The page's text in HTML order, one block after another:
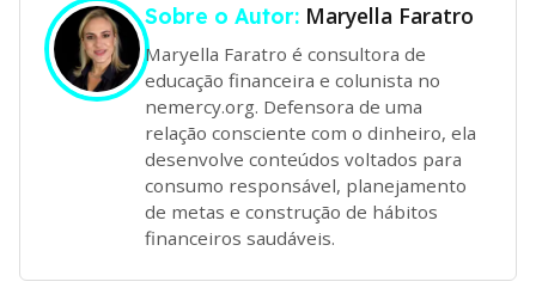
Sobre o Autor: Maryella Faratro
Maryella Faratro é consultora de
educação financeira e colunista no
nemercy.org. Defensora de uma
relação consciente com o dinheiro, ela
desenvolve conteúdos voltados para
consumo responsável, planejamento
de metas e construção de hábitos
financeiros saudáveis.